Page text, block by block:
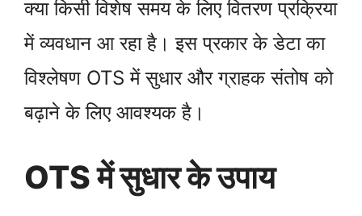
क्या किसी विशेष समय के लिए वितरण प्रक्रिया
में व्यवधान आ रहा है। इस प्रकार के डेटा का
विश्लेषण OTS में सुधार और ग्राहक संतोष को
बढ़ाने के लिए आवश्यक है।
OTS में सुधार के उपाय